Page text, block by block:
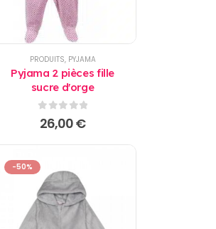
PRODUITS, PYJAMA
Pyjama 2 pièces fille
sucre d'orge
0sur 5
26,00€
-50%